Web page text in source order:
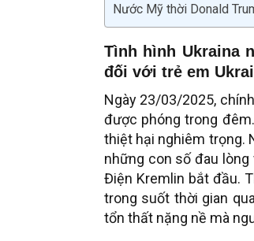
Nước Mỹ thời Donald
Tình hình Ukraina
đối với trẻ em
Ngày 23/03/2025,
được phóng trong
thiệt hại nghiêm trọng.
những con số đau
Điện Kremlin bắt đầu.
trong suốt thời gian
tổn thất nặng nề mà